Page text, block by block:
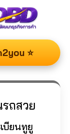
⭐
ถสวย
บียนทูยู